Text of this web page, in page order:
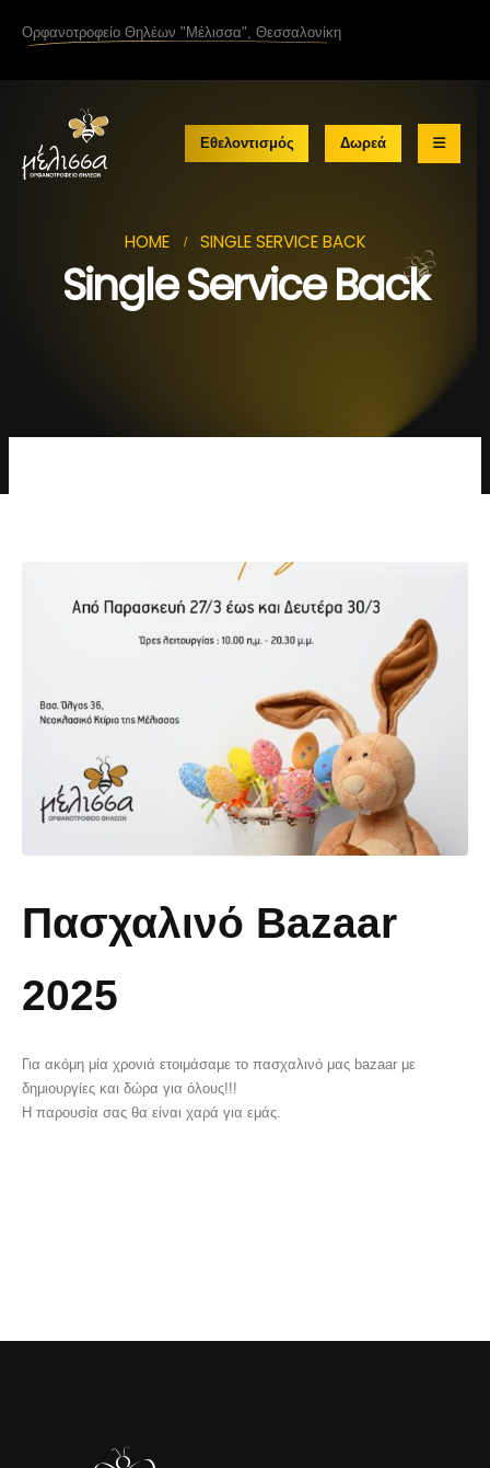
Ορφανοτροφείο Θηλέων "Μέλισσα", Θεσσαλονίκη
Εθελοντισμός Δωρεά
HOME SINGLE SERVICE BACK
Single Service Back
Πασχαλινό Bazaar
2025
Για ακόμη μία χρονιά ετοιμάσαμε το πασχαλινό μας bazaar με
δημιουργίες και δώρα για όλους!!!
Η παρουσία σας θα είναι χαρά για εμάς.